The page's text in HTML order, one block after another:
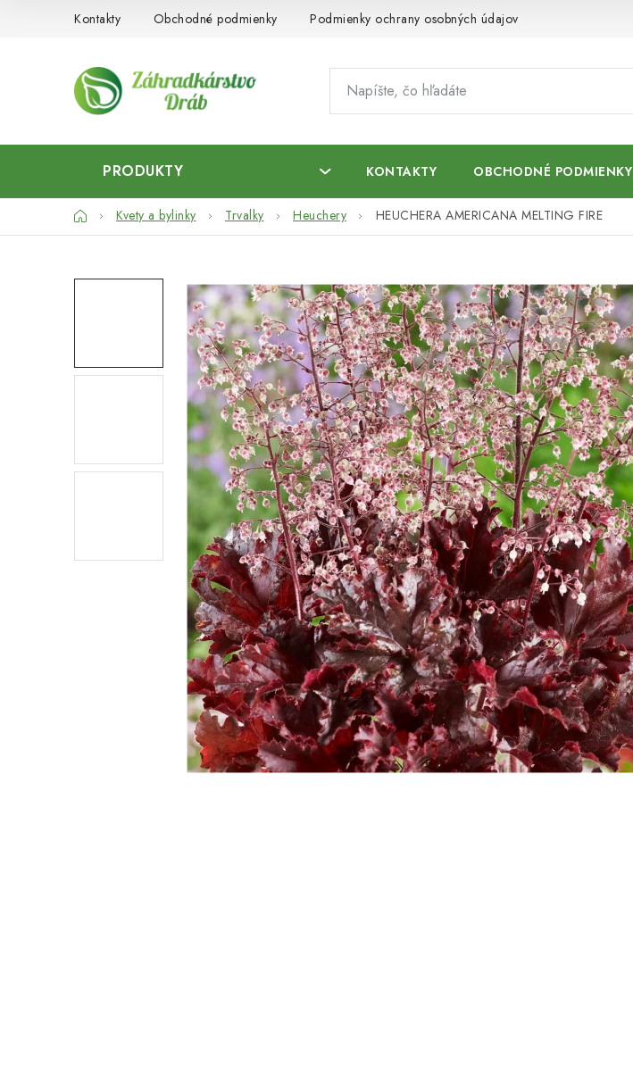
Kontakty Obchodné podmienky Podmienky ochrany osobných údajov
PRODUKTY KONTAKTY OBCHODNÉ PODMIENKY
DomovKvety a bylinky Trvalky Heuchery HEUCHERA AMERICANA MELTING FIRE